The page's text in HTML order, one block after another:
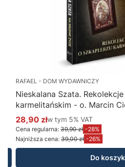
RAFAEL - DOM WYDAWNICZY
Nieskalana Szata.
karmelitańskim - o. Marcin
Cena promocyjna brutto
28,90 złw tym %s VAT
w tym 5% VAT
Cena regularna: 39,90 zł -28%
Najniższa cena: 39,00 zł -26%
Do